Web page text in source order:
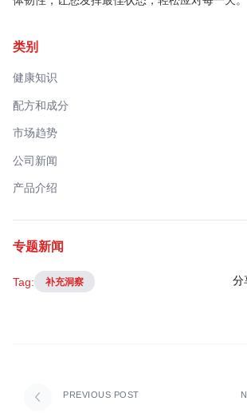
类别
健康知识
配方和成分
市场趋势
公司新闻
产品介绍
专题新闻
Tag: 补充洞察 分
PREVIOUS POST